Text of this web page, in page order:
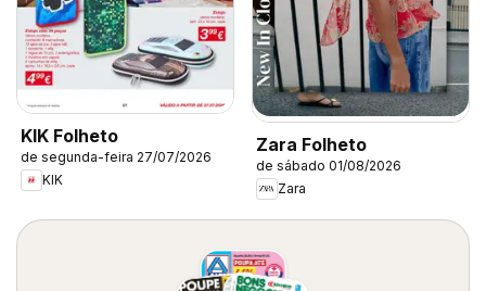
KIK Folheto
de segunda-feira 27/07/2026
KIK
Zara Folheto
de sábado 01/08/2026
Zara